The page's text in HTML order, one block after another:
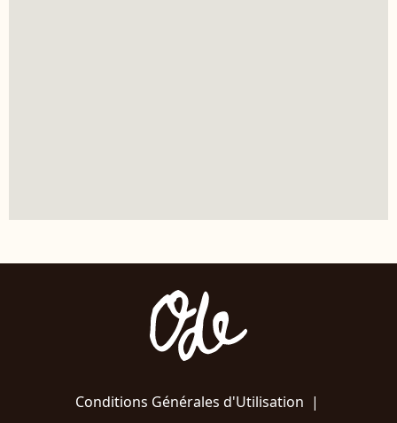
Conditions Générales d'Utilisation |